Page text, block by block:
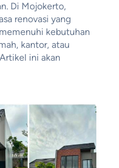
Di Mojokerto,
renovasi yang
kebutuhan
kantor, atau
ini akan